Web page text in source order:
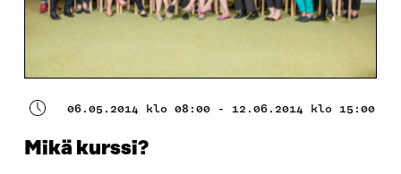
06.05.2014 klo 08:00 - 12.06.2014 klo 15:00
Mikä kurssi?